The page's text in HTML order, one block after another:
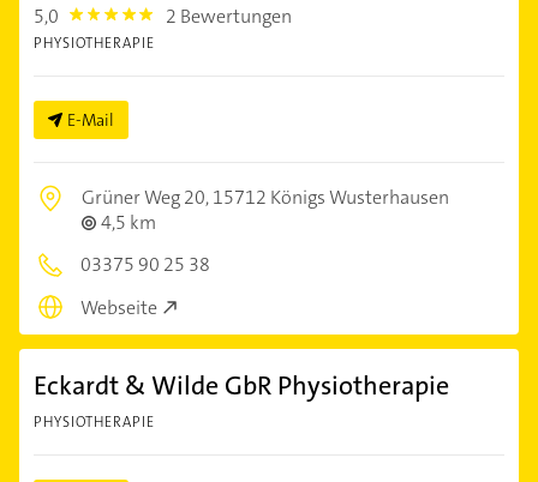
5,0 5.0 2 Bewertungen
PHYSIOTHERAPIE
E-Mail
Grüner Weg 20,15712 Königs Wusterhausen
4,5 km
03375 90 25 38
Webseite
Eckardt & Wilde GbR Physiotherapie
PHYSIOTHERAPIE